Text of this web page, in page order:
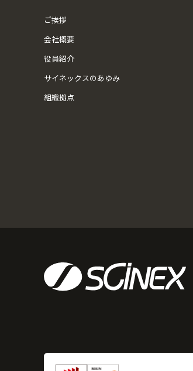
ご挨拶
会社概要
役員紹介
サイネックスのあゆみ
組織拠点